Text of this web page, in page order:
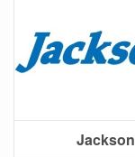
Jackson